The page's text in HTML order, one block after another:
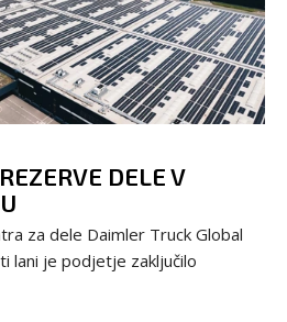
DELE V
za dele Daimler Truck Global
lani je podjetje zaključilo